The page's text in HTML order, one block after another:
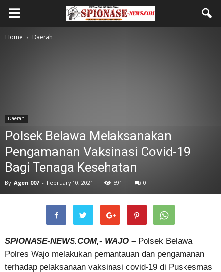
Home Daerah
Daerah
Polsek Belawa Melaksanakan
Pengamanan Vaksinasi Covid-19
Bagi Tenaga Kesehatan
By Agen 007 - February 10, 2021 591 0
SPIONASE-NEWS.COM,- WAJO – Polsek Belawa
Polres Wajo melakukan pemantauan dan pengamanan
terhadap pelaksanaan vaksinasi covid-19 di Puskesmas